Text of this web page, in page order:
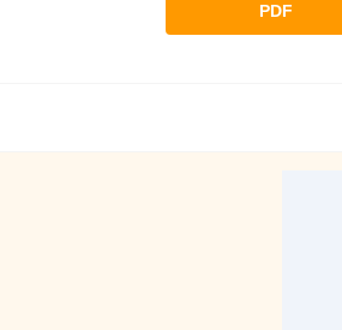
PDF